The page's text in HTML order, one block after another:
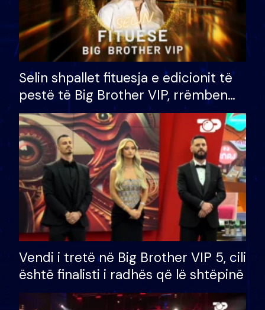
Selin shpallet fituesja e edicionit të
pestë të Big Brother VIP, rrëmben
çmimin e madh prej 100 mijë eurosh
Vendi i tretë në Big Brother VIP 5, cili
është finalisti i radhës që lë shtëpinë